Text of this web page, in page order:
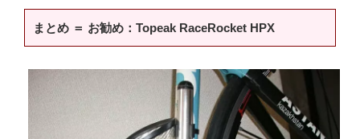
まとめ ＝ お勧め：Topeak RaceRocket HPX